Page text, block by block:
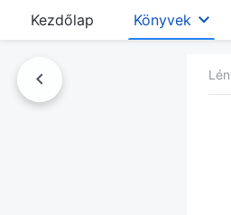
Kezdőlap Könyvek